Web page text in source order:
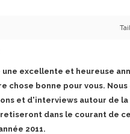
excellente et heureuse
chose bonne pour vous.
et d'interviews autour de la
dans le courant de
2011.